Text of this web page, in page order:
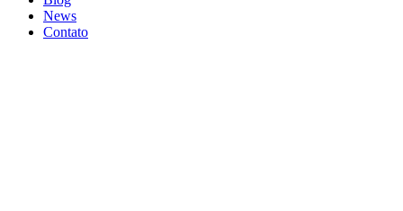
News
Contato